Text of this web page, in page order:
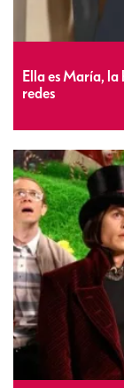
Ella es María, la
redes